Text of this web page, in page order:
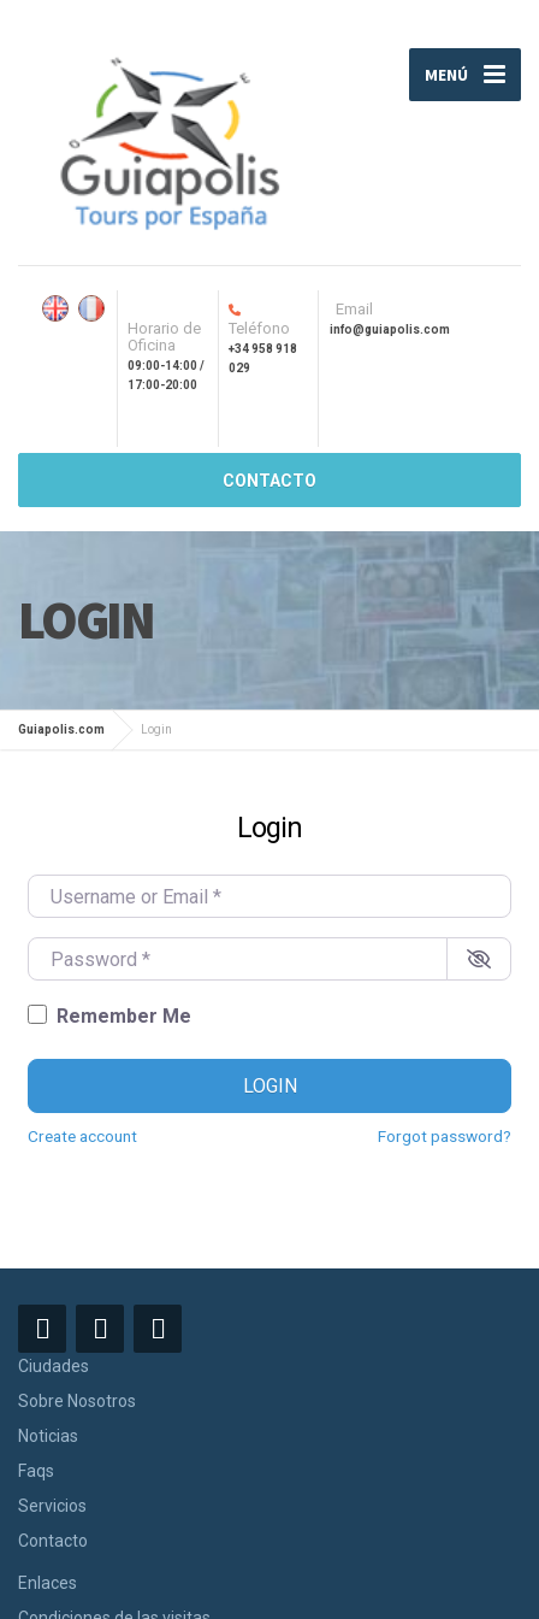
MENÚ
Horario de
Oficina
09:00-14:00 /
17:00-20:00
Teléfono
+34 958 918
029
Email
info@guiapolis.com
CONTACTO
LOGIN
Guiapolis.com Login
Login
Username or Email*
Password*
Remember Me
LOGIN
Create account Forgot password?
Ciudades
Sobre Nosotros
Noticias
Faqs
Servicios
Contacto
Enlaces